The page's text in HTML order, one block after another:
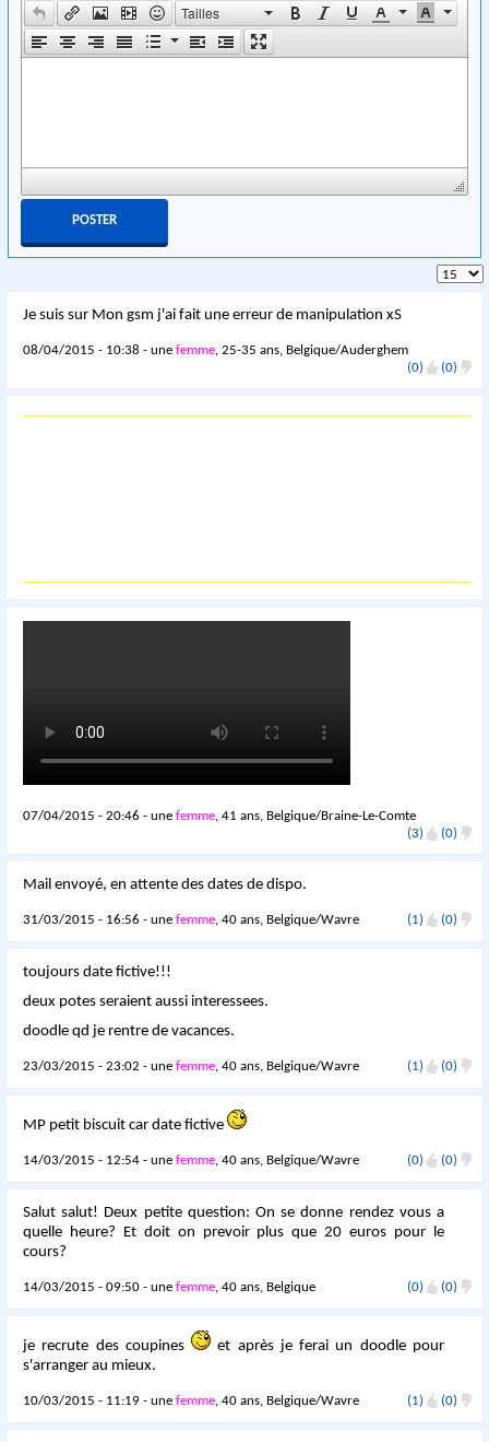
Tailles
Je suis sur Mon gsm j'ai fait une erreur de manipulation xS
08/04/2015 - 10:38 - unefemme, 25-35 ans, Belgique/Auderghem
(0)
(0)
07/04/2015 - 20:46 - unefemme, 41 ans, Belgique/Braine-Le-Comte
(3)
(0)
Mail envoyé, en attente des dates de dispo.
31/03/2015 - 16:56 - unefemme, 40 ans, Belgique/Wavre (1) (0)
toujours date fictive!!!
deux potes seraient aussi interessees.
doodle qd je rentre de vacances.
23/03/2015 - 23:02 - unefemme, 40 ans, Belgique/Wavre (1) (0)
MP petit biscuit car date fictive
14/03/2015 - 12:54 - unefemme, 40 ans, Belgique/Wavre (0) (0)
Salut salut! Deux petite question: On se donne rendez vous a
quelle heure? Et doit on prevoir plus que 20 euros pour le
cours?
14/03/2015 - 09:50 - unefemme, 40 ans, Belgique (0) (0)
je recrute des coupines
et après je ferai un doodle pour
s'arranger au mieux.
10/03/2015 - 11:19 - unefemme, 40 ans, Belgique/Wavre (1) (0)